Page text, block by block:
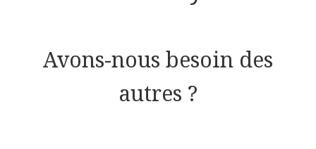
Avons-nous besoin des
autres ?